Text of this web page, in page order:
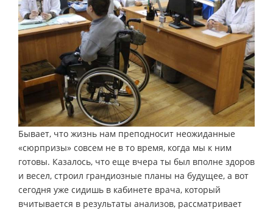
Бывает, что жизнь нам преподносит неожиданные
«сюрпризы» совсем не в то время, когда мы к ним
готовы. Казалось, что еще вчера ты был вполне здоров
и весел, строил грандиозные планы на будущее, а вот
сегодня уже сидишь в кабинете врача, который
вчитывается в результаты анализов, рассматривает